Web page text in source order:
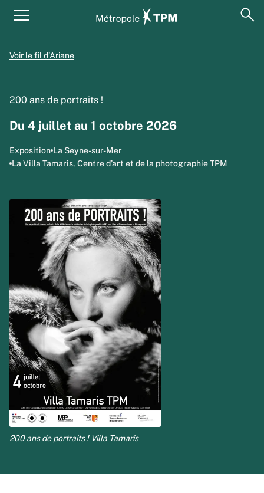
Menu principal
Voir le fil d’Ariane
200 ans de portraits !
Du 4 juillet au 1 octobre 2026
Exposition La Seyne-sur-Mer
La Villa Tamaris, Centre d’art et de la photographie TPM
200 ans de portraits ! Villa Tamaris